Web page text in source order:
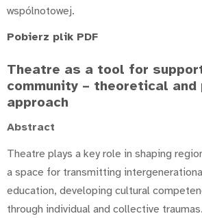
wspólnotowej.
Pobierz plik PDF
Theatre as a tool for
community – theoretical
approach
Abstract
Theatre plays a key role in shaping
a space for transmitting
education, developing cultural
through individual and collective